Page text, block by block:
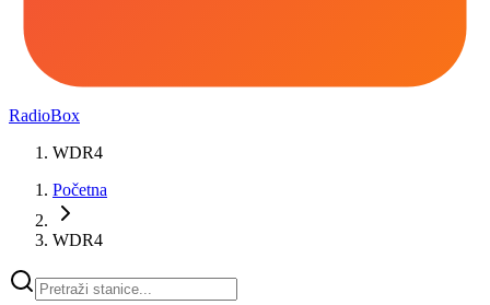
RadioBox
WDR4
Početna
WDR4